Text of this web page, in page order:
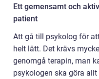
Ett gemensamt och
patient
Att gå till psykolog för
helt lätt. Det krävs
genomgå terapin, man
psykologen ska göra